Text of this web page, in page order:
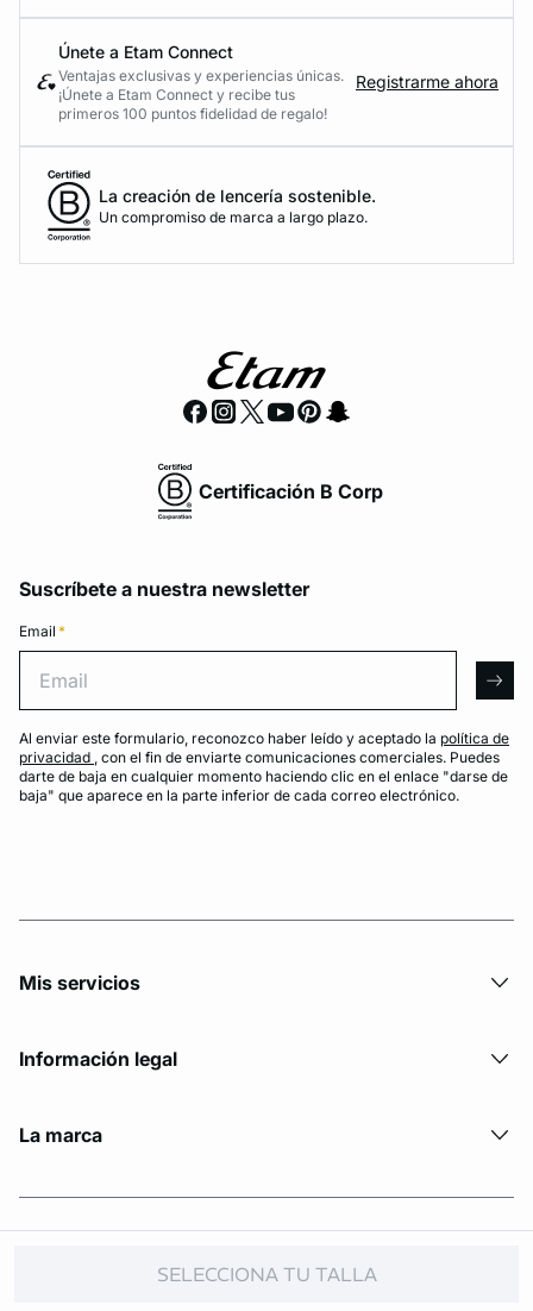
SELECCIONA TU TALLA
Únete a Etam Connect
Ventajas exclusivas y experiencias únicas.
¡Únete a Etam Connect y recibe tus
primeros 100 puntos fidelidad de regalo!
Registrarme ahora
La creación de lencería sostenible.
Un compromiso de marca a largo plazo.
Certificación B Corp
Suscríbete a nuestra newsletter
Email *
Al enviar este formulario, reconozco haber leído y aceptado la política de
privacidad , con el fin de enviarte comunicaciones comerciales. Puedes
darte de baja en cualquier momento haciendo clic en el enlace "darse de
baja" que aparece en la parte inferior de cada correo electrónico.
Mis servicios
Información legal
La marca